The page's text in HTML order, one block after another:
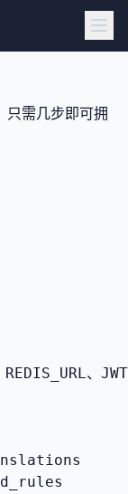
需几步即可拥
、